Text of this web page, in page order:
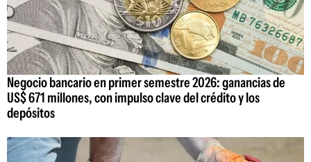
Negocio bancario en primer semestre 2026: ganancias de
US$ 671 millones, con impulso clave del crédito y los
depósitos